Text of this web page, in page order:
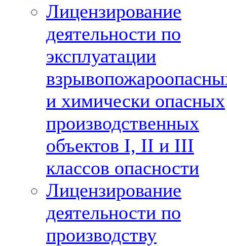
Лицензирование
деятельности по
эксплуатации
и химически опасных
производственных
объектов I, II и III
классов опасности
Лицензирование
деятельности по
производству